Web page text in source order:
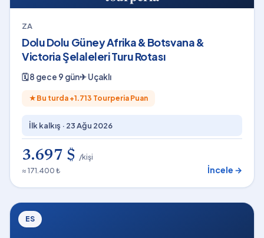
ZA
Dolu Dolu Güney Afrika & Botsvana &
Victoria Şelaleleri Turu Rotası
🗓8 gece 9 gün✈Uçaklı
★ Bu turda +1.713 Tourperia Puan
İlk kalkış · 23 Ağu 2026
3.697 $ /kişi
≈ 171.400 ₺
İncele →
ES